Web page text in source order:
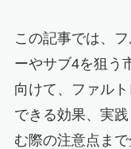
この記事では、
ーやサブ4を狙う
向けて、ファル
できる効果、実
む際の注意点ま